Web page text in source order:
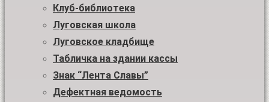
Клуб-библиотека
Луговская школа
Луговское кладбище
Табличка на здании кассы
Знак “Лента Славы”
Дефектная ведомость